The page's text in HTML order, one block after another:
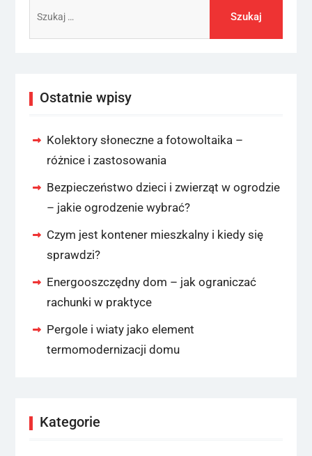
Ostatnie wpisy
Kolektory słoneczne a fotowoltaika –
różnice i zastosowania
Bezpieczeństwo dzieci i zwierząt w ogrodzie
– jakie ogrodzenie wybrać?
Czym jest kontener mieszkalny i kiedy się
sprawdzi?
Energooszczędny dom – jak ograniczać
rachunki w praktyce
Pergole i wiaty jako element
termomodernizacji domu
Kategorie